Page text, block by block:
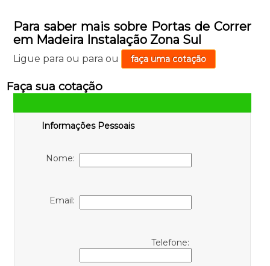
Para saber mais sobre Portas de Correr
em Madeira Instalação Zona Sul
Ligue para ou para ou faça uma cotação
Faça sua cotação
Informações Pessoais
Nome:
Email:
Telefone: